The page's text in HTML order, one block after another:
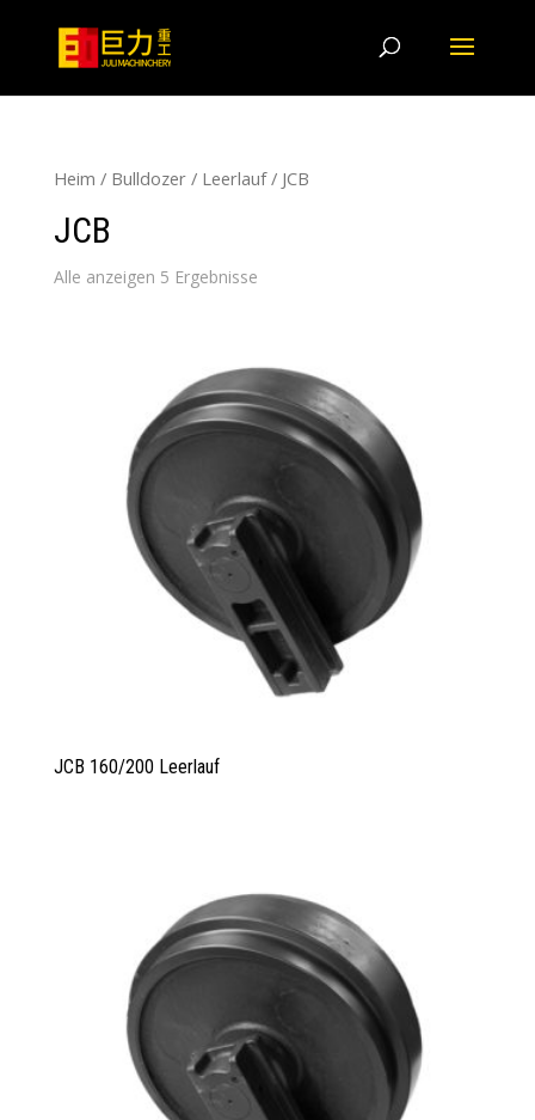
Heim / Bulldozer/ Leerlauf/ JCB
JCB
Alle anzeigen 5 Ergebnisse
JCB 160/200 Leerlauf